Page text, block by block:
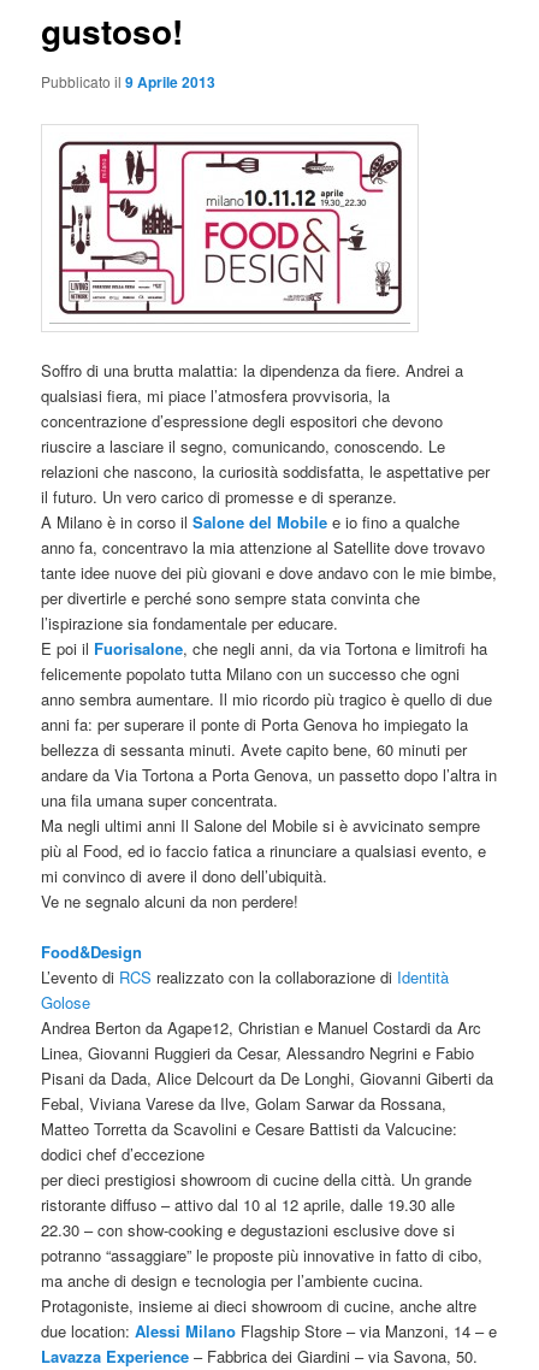
gustoso!
Pubblicato il9 Aprile 2013
Soffro di una brutta malattia: la dipendenza da fiere. Andrei a
qualsiasi fiera, mi piace l’atmosfera provvisoria, la
concentrazione d’espressione degli espositori che devono
riuscire a lasciare il segno, comunicando, conoscendo. Le
relazioni che nascono, la curiosità soddisfatta, le aspettative per
il futuro. Un vero carico di promesse e di speranze.
A Milano è in corso ilSalone del Mobile e io fino a qualche
anno fa, concentravo la mia attenzione al Satellite dove trovavo
tante idee nuove dei più giovani e dove andavo con le mie bimbe,
per divertirle e perché sono sempre stata convinta che
l’ispirazione sia fondamentale per educare.
E poi il Fuorisalone, che negli anni, da via Tortona e limitrofi ha
felicemente popolato tutta Milano con un successo che ogni
anno sembra aumentare. Il mio ricordo più tragico è quello di due
anni fa: per superare il ponte di Porta Genova ho impiegato la
bellezza di sessanta minuti. Avete capito bene, 60 minuti per
andare da Via Tortona a Porta Genova, un passetto dopo l’altra in
una fila umana super concentrata.
Ma negli ultimi anni Il Salone del Mobile si è avvicinato sempre
più al Food, ed io faccio fatica a rinunciare a qualsiasi evento, e
mi convinco di avere il dono dell’ubiquità.
Ve ne segnalo alcuni da non perdere!
Food&Design
L’evento di RCS realizzato con la collaborazione di Identità
Golose
Andrea Berton da Agape12, Christian e Manuel Costardi da Arc
Linea, Giovanni Ruggieri da Cesar, Alessandro Negrini e Fabio
Pisani da Dada, Alice Delcourt da De Longhi, Giovanni Giberti da
Febal, Viviana Varese da Ilve, Golam Sarwar da Rossana,
Matteo Torretta da Scavolini e Cesare Battisti da Valcucine:
dodici chef d’eccezione
per dieci prestigiosi showroom di cucine della città. Un grande
ristorante diffuso – attivo dal 10 al 12 aprile, dalle 19.30 alle
22.30 – con show-cooking e degustazioni esclusive dove si
potranno “assaggiare” le proposte più innovative in fatto di cibo,
ma anche di design e tecnologia per l’ambiente cucina.
Protagoniste, insieme ai dieci showroom di cucine, anche altre
due location:Alessi Milano Flagship Store – via Manzoni, 14 – e
Lavazza Experience – Fabbrica dei Giardini – via Savona, 50.